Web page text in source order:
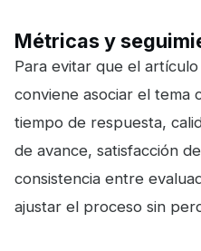
Métricas y
Para evitar que el
conviene asociar el tema
tiempo de respuesta,
de avance, satisfacción
consistencia entre
ajustar el proceso sin